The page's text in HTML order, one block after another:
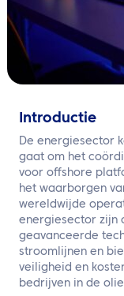
Introductie
De energiesector
gaat om het
voor offshore
het waarborgen
wereldwijde
energiesector zijn
geavanceerde
stroomlijnen en
veiligheid en
bedrijven in de